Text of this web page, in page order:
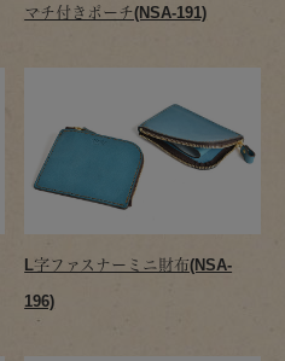
マチ付きポーチ(NSA-191)
L字ファスナーミニ財布(NSA-
196)